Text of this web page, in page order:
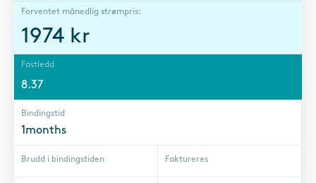
Forventet månedlig strømpris:
1974 kr
Fastledd
8.37
Bindingstid
1months
Brudd i bindingstiden Faktureres